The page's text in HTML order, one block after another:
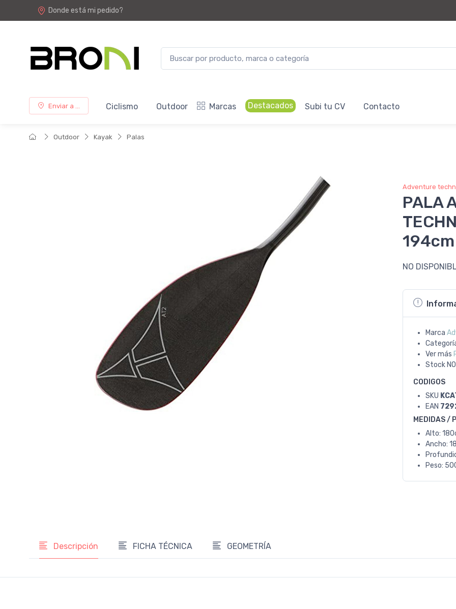
Donde está mi pedido?
Enviar a ... Ciclismo Outdoor Marcas Destacados Subi tu CV Contacto
Outdoor Kayak Palas
Adventure
PALA
NO
Marca
Ver más
Stock
CODIGOS
SKU
EAN
MEDIDAS /
Alto:
Ancho:
Peso:
Descripción FICHA TÉCNICA GEOMETRÍA